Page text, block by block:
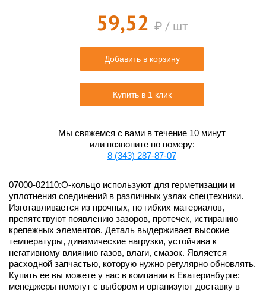
59,52 ₽ / шт
Добавить в корзину
Купить в 1 клик
Мы свяжемся с вами в течение 10 минут
или позвоните по номеру:
8 (343) 287-87-07
07000-02110:О-кольцо используют для герметизации и
уплотнения соединений в различных узлах спецтехники.
Изготавливается из прочных, но гибких материалов,
препятствуют появлению зазоров, протечек, истиранию
крепежных элементов. Деталь выдерживает высокие
температуры, динамические нагрузки, устойчива к
негативному влиянию газов, влаги, смазок. Является
расходной запчастью, которую нужно регулярно обновлять.
Купить ее вы можете у нас в компании в Екатеринбурге:
менеджеры помогут с выбором и организуют доставку в